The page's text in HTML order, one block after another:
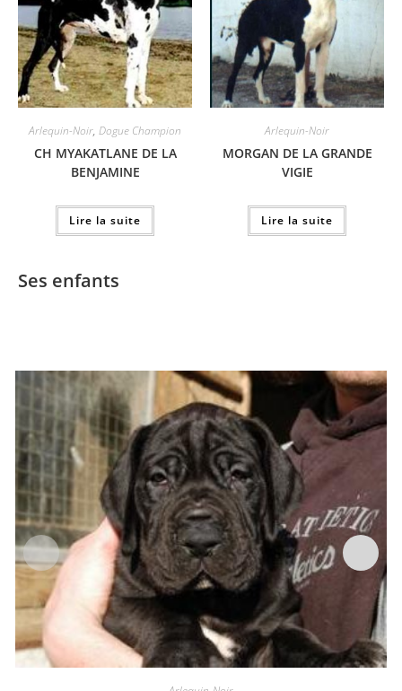
Arlequin-Noir, Dogue Champion
CH MYAKATLANE DE LA
BENJAMINE
Lire la suite
Arlequin-Noir
MORGAN DE LA GRANDE
VIGIE
Lire la suite
Ses enfants